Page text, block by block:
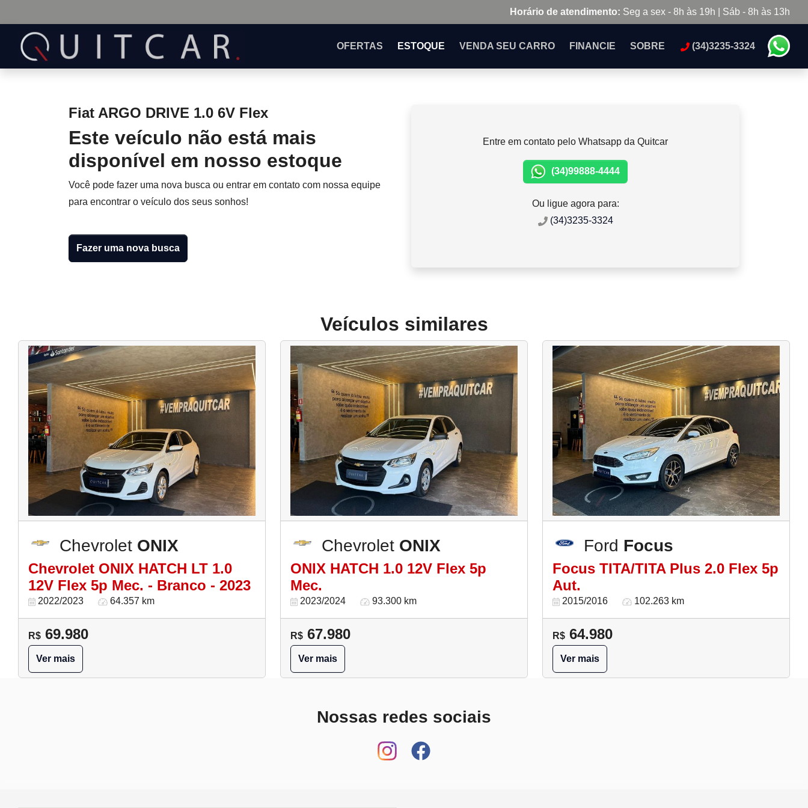
Horário de atendimento: Seg a sex - 8h às 19h | Sáb - 8h às 13h
OFERTAS ESTOQUE VENDA SEU CARRO FINANCIE SOBRE (34)3235-3324
Fiat ARGO DRIVE 1.0 6V Flex
Este veículo não está mais
disponível em nosso estoque
Você pode fazer uma nova busca ou entrar em contato com nossa equipe
para encontrar o veículo dos seus sonhos!
Fazer uma nova busca
Entre em contato pelo Whatsapp da Quitcar
(34)99888-4444
Ou ligue agora para:
(34)3235-3324
Veículos similares
Chevrolet ONIX
Chevrolet ONIX HATCH LT 1.0
12V Flex 5p Mec. - Branco - 2023
2022/2023 64.357 km
R$ 69.980
Ver mais
Chevrolet ONIX
ONIX HATCH 1.0 12V Flex 5p
Mec.
2023/2024 93.300 km
R$ 67.980
Ver mais
Ford Focus
Focus TITA/TITA Plus 2.0 Flex 5p
Aut.
2015/2016 102.263 km
R$ 64.980
Ver mais
Nossas redes sociais